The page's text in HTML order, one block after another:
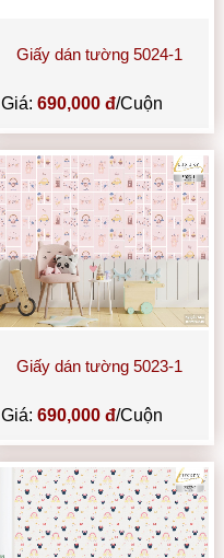
Giấy dán tường 5024-1
Giá: 690,000 đ/Cuộn
Giấy dán tường 5023-1
Giá: 690,000 đ/Cuộn